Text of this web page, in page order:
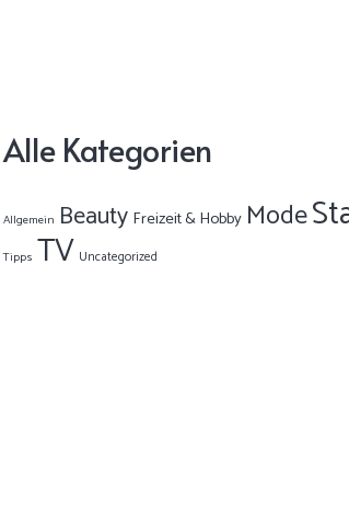
Alle Kategorien
Allgemein Beauty Freizeit & Hobby Mode
Tipps TV Uncategorized